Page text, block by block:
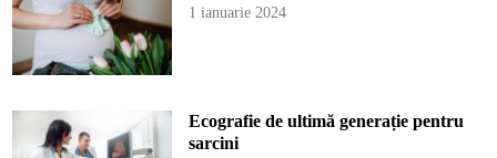
1 ianuarie 2024
Ecografie de ultimă generație pentru
sarcini